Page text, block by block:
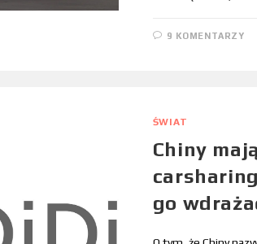
9 KOMENTARZY
ŚWIAT
Chiny
go